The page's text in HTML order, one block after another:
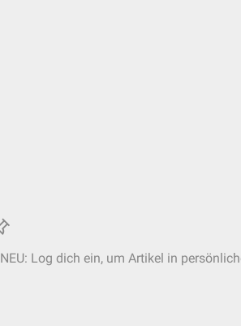
NEU: Log dich ein, um Artikel in